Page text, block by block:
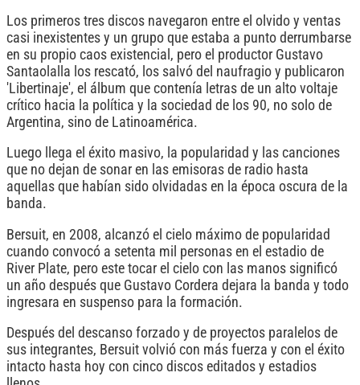
Los primeros tres discos navegaron entre el olvido y ventas
casi inexistentes y un grupo que estaba a punto derrumbarse
en su propio caos existencial, pero el productor Gustavo
Santaolalla los rescató, los salvó del naufragio y publicaron
'Libertinaje', el álbum que contenía letras de un alto voltaje
crítico hacia la política y la sociedad de los 90, no solo de
Argentina, sino de Latinoamérica.
Luego llega el éxito masivo, la popularidad y las canciones
que no dejan de sonar en las emisoras de radio hasta
aquellas que habían sido olvidadas en la época oscura de la
banda.
Bersuit, en 2008, alcanzó el cielo máximo de popularidad
cuando convocó a setenta mil personas en el estadio de
River Plate, pero este tocar el cielo con las manos significó
un año después que Gustavo Cordera dejara la banda y todo
ingresara en suspenso para la formación.
Después del descanso forzado y de proyectos paralelos de
sus integrantes, Bersuit volvió con más fuerza y con el éxito
intacto hasta hoy con cinco discos editados y estadios